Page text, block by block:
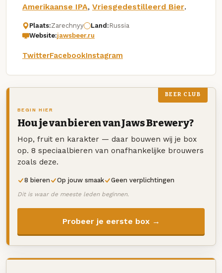
Amerikaanse IPA, Vriesgedestilleerd Bier.
Plaats:Zarechnyy Land: Russia
Website:jawsbeer.ru
TwitterFacebookInstagram
BEER CLUB
BEGIN HIER
Hou je van bieren van Jaws Brewery?
Hop, fruit en karakter — daar bouwen wij je box
op. 8 speciaalbieren van onafhankelijke brouwers
zoals deze.
8 bieren Op jouw smaak Geen verplichtingen
Dit is waar de meeste leden beginnen.
Probeer je eerste box →